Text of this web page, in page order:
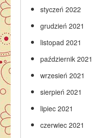
styczeń 2022
grudzień 2021
listopad 2021
październik 2021
wrzesień 2021
sierpień 2021
lipiec 2021
czerwiec 2021